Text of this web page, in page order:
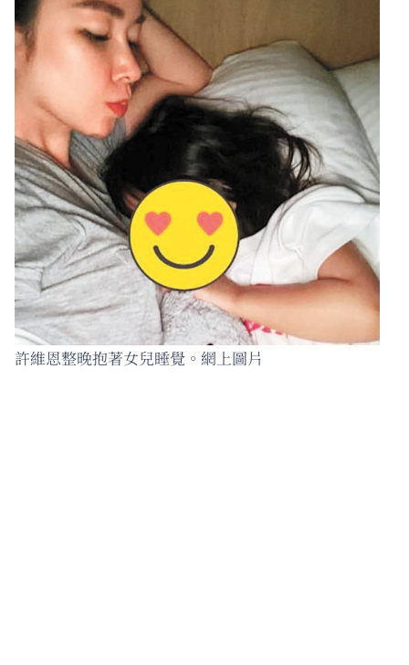
許維恩整晚抱著女兒睡覺。網上圖片